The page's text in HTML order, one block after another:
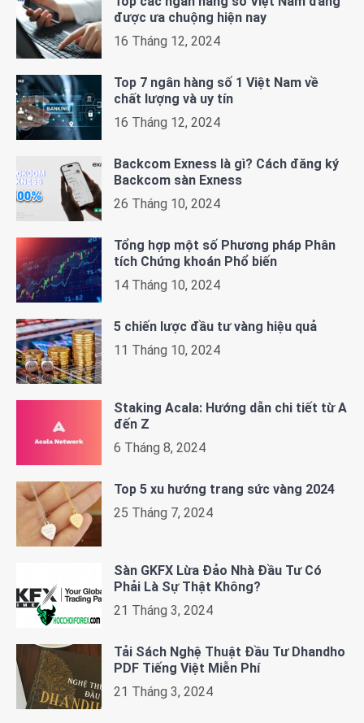
được ưa chuộng hiện nay
16 Tháng 12, 2024
Top 7 ngân hàng số 1 Việt Nam về
chất lượng và uy tín
16 Tháng 12, 2024
Backcom Exness là gì? Cách đăng ký
Backcom sàn Exness
26 Tháng 10, 2024
Tổng hợp một số Phương pháp Phân
tích Chứng khoán Phổ biến
14 Tháng 10, 2024
5 chiến lược đầu tư vàng hiệu quả
11 Tháng 10, 2024
Staking Acala: Hướng dẫn chi tiết từ A
đến Z
6 Tháng 8, 2024
Top 5 xu hướng trang sức vàng 2024
25 Tháng 7, 2024
Sàn GKFX Lừa Đảo Nhà Đầu Tư Có
Phải Là Sự Thật Không?
21 Tháng 3, 2024
Tải Sách Nghệ Thuật Đầu Tư Dhandho
PDF Tiếng Việt Miễn Phí
21 Tháng 3, 2024